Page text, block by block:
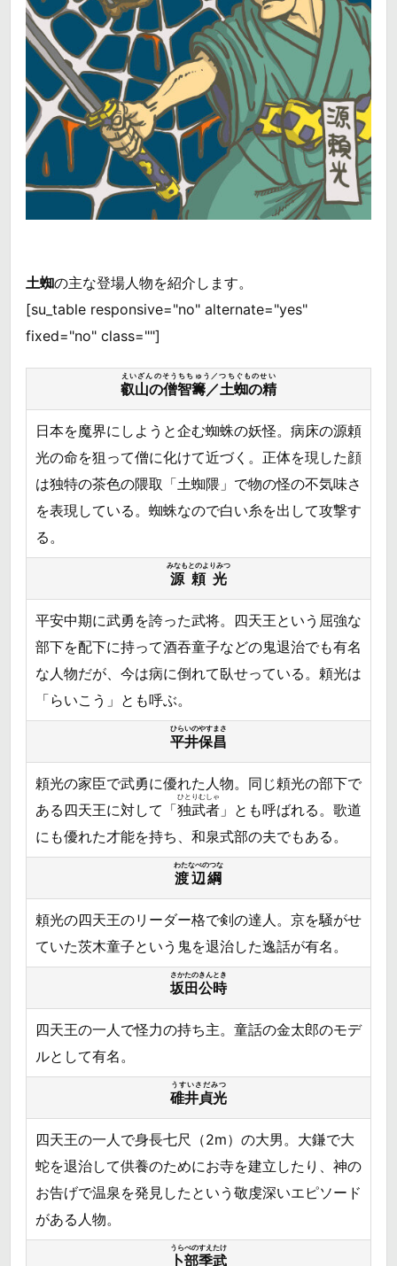
土蜘の主な登場人物を紹介します。
[su_table responsive="no" alternate="yes"
fixed="no" class=""]
叡山の僧智籌／土蜘の精
えいざんのそうちちゅう／つちぐものせい
日本を魔界にしようと企む蜘蛛の妖怪。病床の源頼
光の命を狙って僧に化けて近づく。正体を現した顔
は独特の茶色の隈取「土蜘隈」で物の怪の不気味さ
を表現している。蜘蛛なので白い糸を出して攻撃す
る。
源頼光
みなもとのよりみつ
平安中期に武勇を誇った武将。四天王という屈強な
部下を配下に持って酒吞童子などの鬼退治でも有名
な人物だが、今は病に倒れて臥せっている。頼光は
「らいこう」とも呼ぶ。
平井保昌
ひらいのやすまさ
頼光の家臣で武勇に優れた人物。同じ頼光の部下で
ある四天王に対して「独武者
ひとりむしゃ
」とも呼ばれる。歌道
にも優れた才能を持ち、和泉式部の夫でもある。
渡辺綱
わたなべのつな
頼光の四天王のリーダー格で剣の達人。京を騒がせ
ていた茨木童子という鬼を退治した逸話が有名。
坂田公時
さかたのきんとき
四天王の一人で怪力の持ち主。童話の金太郎のモデ
ルとして有名。
碓井貞光
うすいさだみつ
四天王の一人で身長七尺（2m）の大男。大鎌で大
蛇を退治して供養のためにお寺を建立したり、神の
お告げで温泉を発見したという敬虔深いエピソード
がある人物。
卜部季武
うらべのすえたけ